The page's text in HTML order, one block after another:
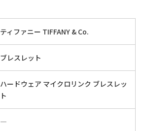
ティファニー TIFFANY & Co.
ブレスレット
ハードウェア マイクロリンク ブレスレッ
ト
―